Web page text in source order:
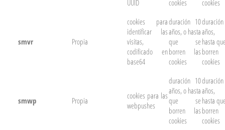
UUID cookies cookies
smvr Propia
cookies para
identificar las
visitas,
codificado en
base64
duración 10
años, o hasta
que se
borren las
cookies
hasta
borren
cookies
smwp Propia
cookies para las
webpushes
duración 10
años, o hasta
que se
borren las
cookies
hasta
borren
cookies